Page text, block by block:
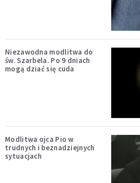
Niezawodna modlitwa do
św. Szarbela. Po 9 dniach
mogą dziać się cuda
Modlitwa ojca Pio w
trudnych i beznadziejnych
sytuacjach